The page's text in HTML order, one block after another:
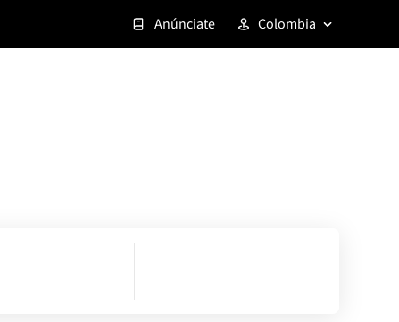
Anúnciate Colombia